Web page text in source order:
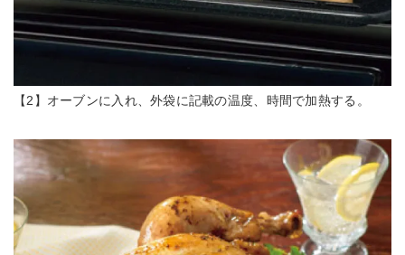
【2】オーブンに入れ、外袋に記載の温度、時間で加熱する。